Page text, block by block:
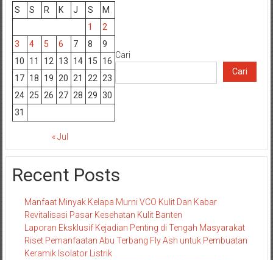
S
S R K J S
M
1
2
3
4 5 6 7 8
9
10
11 12 13 14 15
16
17 18 19 20 21 22
23
24 25 26 27 28 29 30
31
« Jul
Cari
Cari
Recent Posts
Manfaat Minyak Kelapa Murni VCO Kulit Dan Kabar
Revitalisasi Pasar Kesehatan Kulit Banten
Laporan Eksklusif Kejadian Penting di Tengah Masyarakat
Riset Pemanfaatan Abu Terbang Fly Ash untuk Pembuatan
Keramik Isolator Listrik